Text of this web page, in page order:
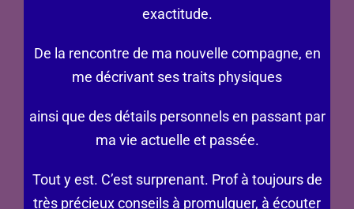
exactitude.
De la rencontre de ma nouvelle compagne, en
me décrivant ses traits physiques
ainsi que des détails personnels en passant par
ma vie actuelle et passée.
Tout y est. C’est surprenant. Prof à toujours de
très précieux conseils à promulguer, à écouter